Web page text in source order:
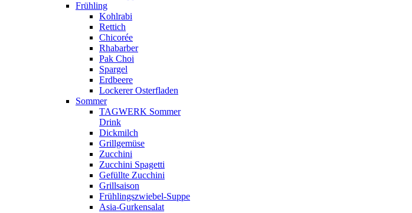
Frühling
Kohlrabi
Rettich
Chicorée
Rhabarber
Pak Choi
Spargel
Erdbeere
Lockerer Osterfladen
Sommer
TAGWERK Sommer
Drink
Dickmilch
Grillgemüse
Zucchini
Zucchini Spagetti
Gefüllte Zucchini
Grillsaison
Frühlingszwiebel-Suppe
Asia-Gurkensalat